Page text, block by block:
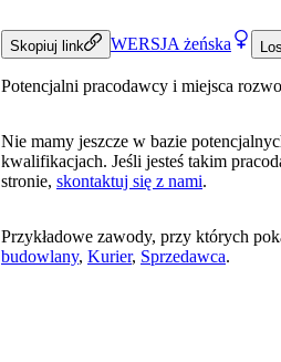
Skopiuj link WERSJA żeńska
Potencjalni pracodawcy i miejsca
Nie mamy jeszcze w bazie
kwalifikacjach. Jeśli jesteś takim
stronie, skontaktuj się z nami.
Przykładowe zawody, przy których
budowlany, Kurier, Sprzedawca.